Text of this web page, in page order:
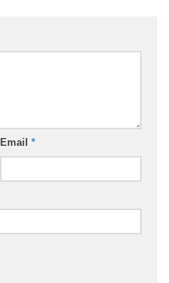
Email *